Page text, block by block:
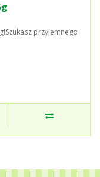
przyjemnego